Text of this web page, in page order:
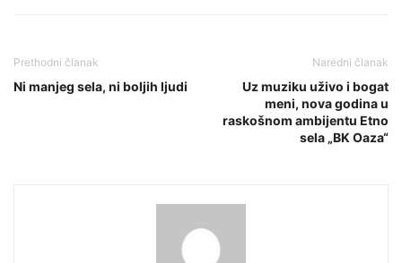
Prethodni članak
Ni manjeg sela, ni boljih ljudi
Naredni članak
Uz muziku uživo i bogat
meni, nova godina u
raskošnom ambijentu Etno
sela „BK Oaza“